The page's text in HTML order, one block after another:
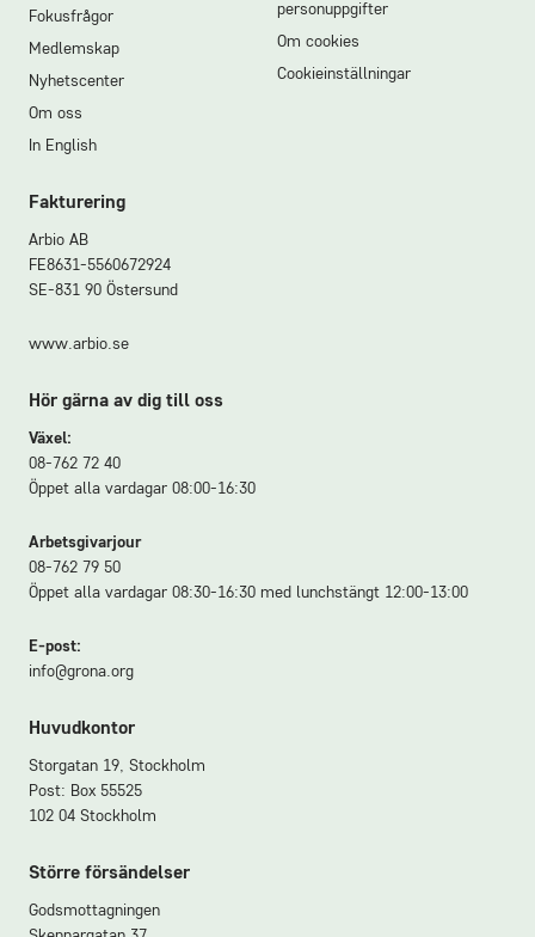
Fokusfrågor
Medlemskap
Nyhetscenter
Om oss
In English
personuppgifter
Om cookies
Cookieinställningar
Fakturering
Arbio AB
FE8631-5560672924
SE-831 90 Östersund
www.arbio.se
Hör gärna av dig till oss
Växel:
08-762 72 40
Öppet alla vardagar 08:00-16:30
Arbetsgivarjour
08-762 79 50
Öppet alla vardagar 08:30-16:30 med lunchstängt 12:00-13:00
E-post:
info@grona.org
Huvudkontor
Storgatan 19, Stockholm
Post: Box 55525
102 04 Stockholm
Större försändelser
Godsmottagningen